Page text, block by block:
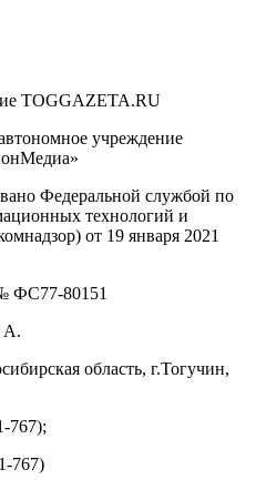
TOGGAZETA.RU
учреждение
Федеральной службой по
технологий и
от 19 января 2021
ФС77-80151
А.
область, г.Тогучин,
767);
767)